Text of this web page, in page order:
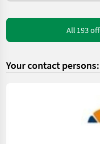
All 193
Your contact persons: